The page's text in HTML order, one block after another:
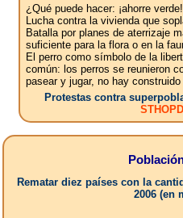
¿Qué puede hacer: ¡ahorre verde!
Lucha contra la vivienda que
Batalla por planes de aterrizaje
suficiente para la flora o en la
El perro como símbolo de la
común: los perros se reunieron
pasear y jugar, no hay
Protestas contra
Rematar diez países con la
2006 (en